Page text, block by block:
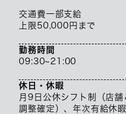
交通費一部支給
上限50,000円まで
勤務時間
09:30~21:00
休日・休暇
月9日公休シフト制（店
調整確定）、年次有給休